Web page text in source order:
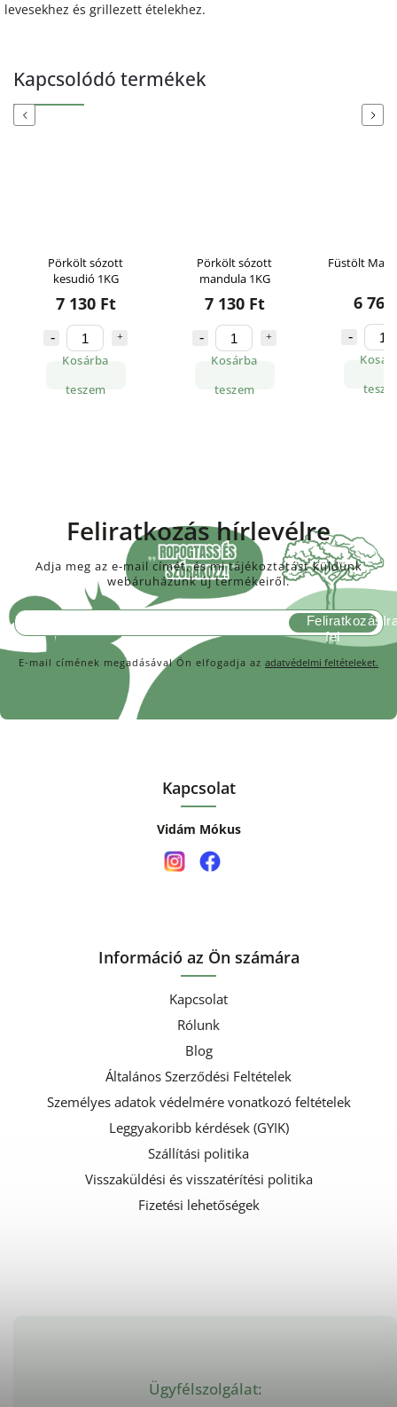
levesekhez és grillezett ételekhez.
Kapcsolódó termékek
Previous
Pörkölt sózott
kesudió 1KG
7 130 Ft
Kosárba
teszem
Pörkölt sózott
mandula 1KG
7 130 Ft
Kosárba
teszem
Füstölt
6
Next
Ügyfélszolgálat:
Kapcsolat
Vidám Mókus
Információ az Ön számára
Kapcsolat
Rólunk
Blog
Általános Szerződési Feltételek
Személyes adatok védelmére vonatkozó feltételek
Leggyakoribb kérdések (GYIK)
Szállítási politika
Visszaküldési és visszatérítési politika
Fizetési lehetőségek
Feliratkozás hírlevélre
Adja meg az e-mail címét, és mi tájékoztatást küldünk
webáruházunk új termékeiről.
E-mail címének megadásával Ön elfogadja az adatvédelmi feltételeket.
Feliratkozás